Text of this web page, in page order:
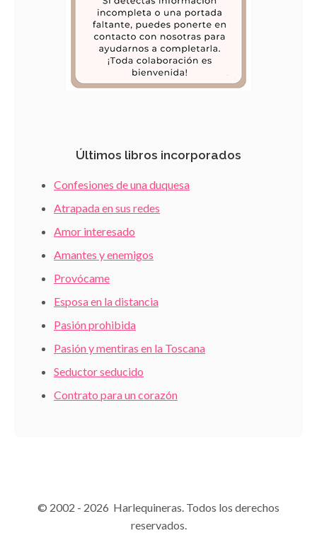
Últimos libros incorporados
Confesiones de una duquesa
Atrapada en sus redes
Amor interesado
Amantes y enemigos
Provócame
Esposa en la distancia
Pasión prohibida
Pasión y mentiras en la Toscana
Seductor seducido
Contrato para un corazón
© 2002 - 2026 Harlequineras. Todos los derechos
reservados.